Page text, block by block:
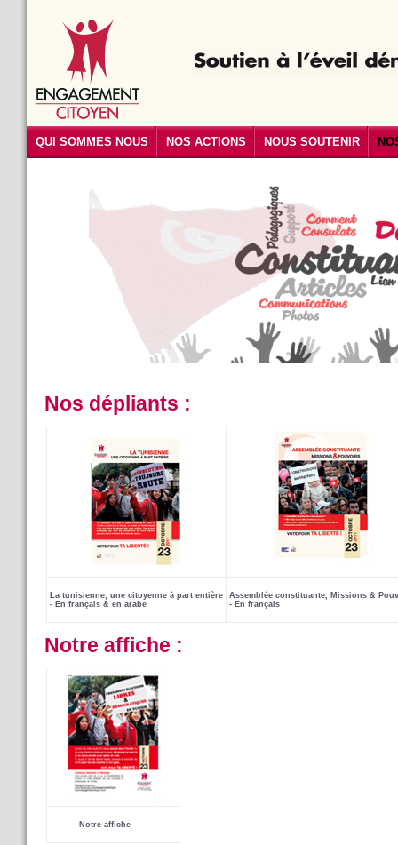
QUI SOMMES NOUS NOS ACTIONS NOUS SOUTENIR
Nos dépliants :
La tunisienne, une citoyenne à part entière
- En français & en arabe
Assemblée constituante, Missions &
- En français
Notre affiche :
Notre affiche